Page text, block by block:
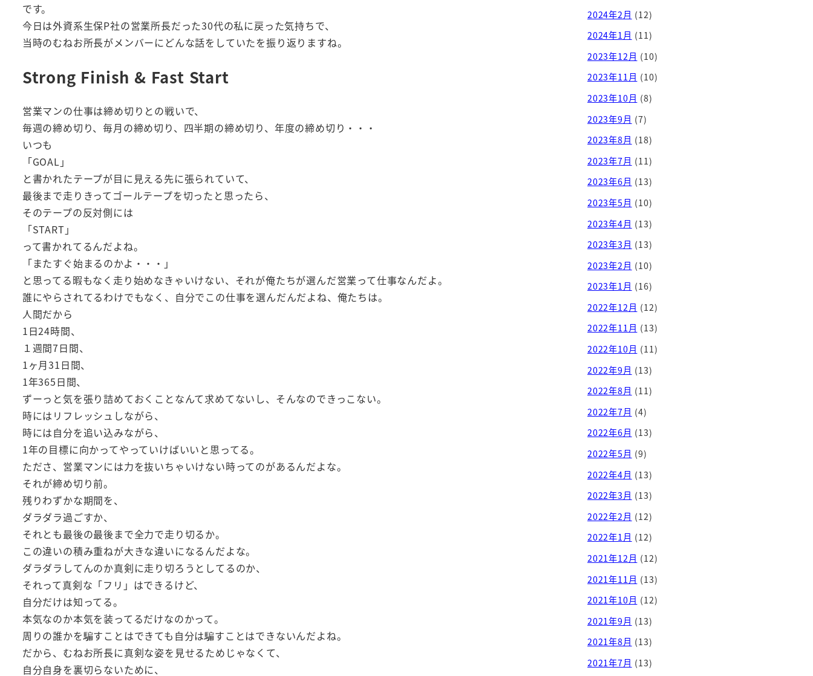
です。
今日は外資系生保P社の営業所長だった30代の私に戻った気持ちで、
当時のむねお所長がメンバーにどんな話をしていたを振り返りますね。
Strong Finish & Fast Start
営業マンの仕事は締め切りとの戦いで、
毎週の締め切り、毎月の締め切り、四半期の締め切り、年度の締め切り・・・
いつも
「GOAL」
と書かれたテープが目に見える先に張られていて、
最後まで走りきってゴールテープを切ったと思ったら、
そのテープの反対側には
「START」
って書かれてるんだよね。
「またすぐ始まるのかよ・・・」
と思ってる暇もなく走り始めなきゃいけない、それが俺たちが選んだ営業って仕事なんだよ。
誰にやらされてるわけでもなく、自分でこの仕事を選んだんだよね、俺たちは。
人間だから
1日24時間、
１週間7日間、
1ヶ月31日間、
1年365日間、
ずーっと気を張り詰めておくことなんて求めてないし、そんなのできっこない。
時にはリフレッシュしながら、
時には自分を追い込みながら、
1年の目標に向かってやっていけばいいと思ってる。
たださ、営業マンには力を抜いちゃいけない時ってのがあるんだよな。
それが締め切り前。
残りわずかな期間を、
ダラダラ過ごすか、
それとも最後の最後まで全力で走り切るか。
この違いの積み重ねが大きな違いになるんだよな。
ダラダラしてんのか真剣に走り切ろうとしてるのか、
それって真剣な「フリ」はできるけど、
自分だけは知ってる。
本気なのか本気を装ってるだけなのかって。
周りの誰かを騙すことはできても自分は騙すことはできないんだよね。
だから、むねお所長に真剣な姿を見せるためじゃなくて、
自分自身を裏切らないために、
2024年2月 (12)
2024年1月 (11)
2023年12月 (10)
2023年11月 (10)
2023年10月 (8)
2023年9月 (7)
2023年8月 (18)
2023年7月 (11)
2023年6月 (13)
2023年5月 (10)
2023年4月 (13)
2023年3月 (13)
2023年2月 (10)
2023年1月 (16)
2022年12月 (12)
2022年11月 (13)
2022年10月 (11)
2022年9月 (13)
2022年8月 (11)
2022年7月 (4)
2022年6月 (13)
2022年5月 (9)
2022年4月 (13)
2022年3月 (13)
2022年2月 (12)
2022年1月 (12)
2021年12月 (12)
2021年11月 (13)
2021年10月 (12)
2021年9月 (13)
2021年8月 (13)
2021年7月 (13)